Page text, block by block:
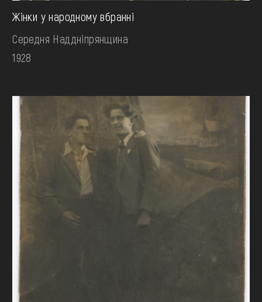
Жінки у народному вбранні
Середня Наддніпрянщина
1928